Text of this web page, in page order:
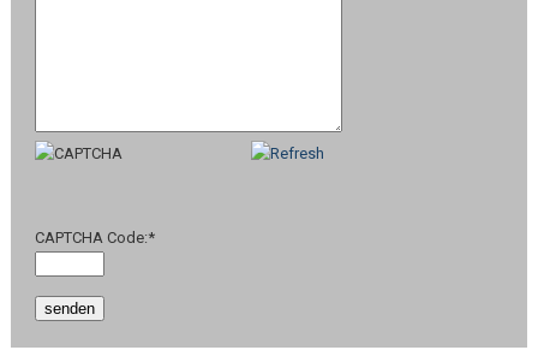
CAPTCHA Code:*